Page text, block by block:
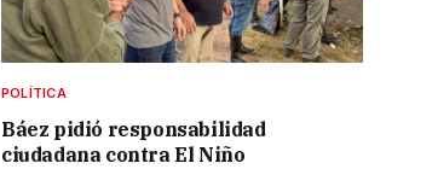
POLÍTICA
Báez pidió responsabilidad
ciudadana contra El Niño